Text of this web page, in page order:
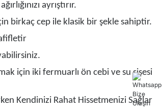
ayrıştırır.
birkaç cep ile klasik bir şekle sahiptir.
için iki fermuarlı ön cebi ve su şişesi
Kendinizi Rahat Hissetmenizi Sağlar